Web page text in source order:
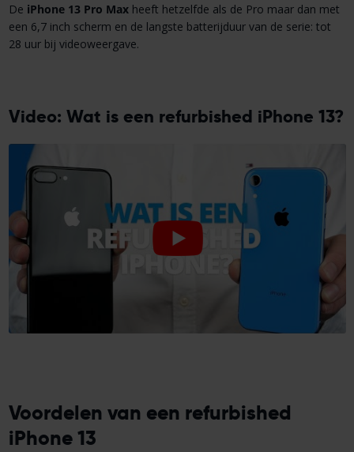
De iPhone 13 Pro Maxheeft hetzelfde als de Pro maar dan met
een 6,7 inch scherm en de langste batterijduur van de serie: tot
28 uur bij videoweergave.
Video: Wat is een refurbished iPhone 13?
Voordelen van een refurbished
iPhone 13